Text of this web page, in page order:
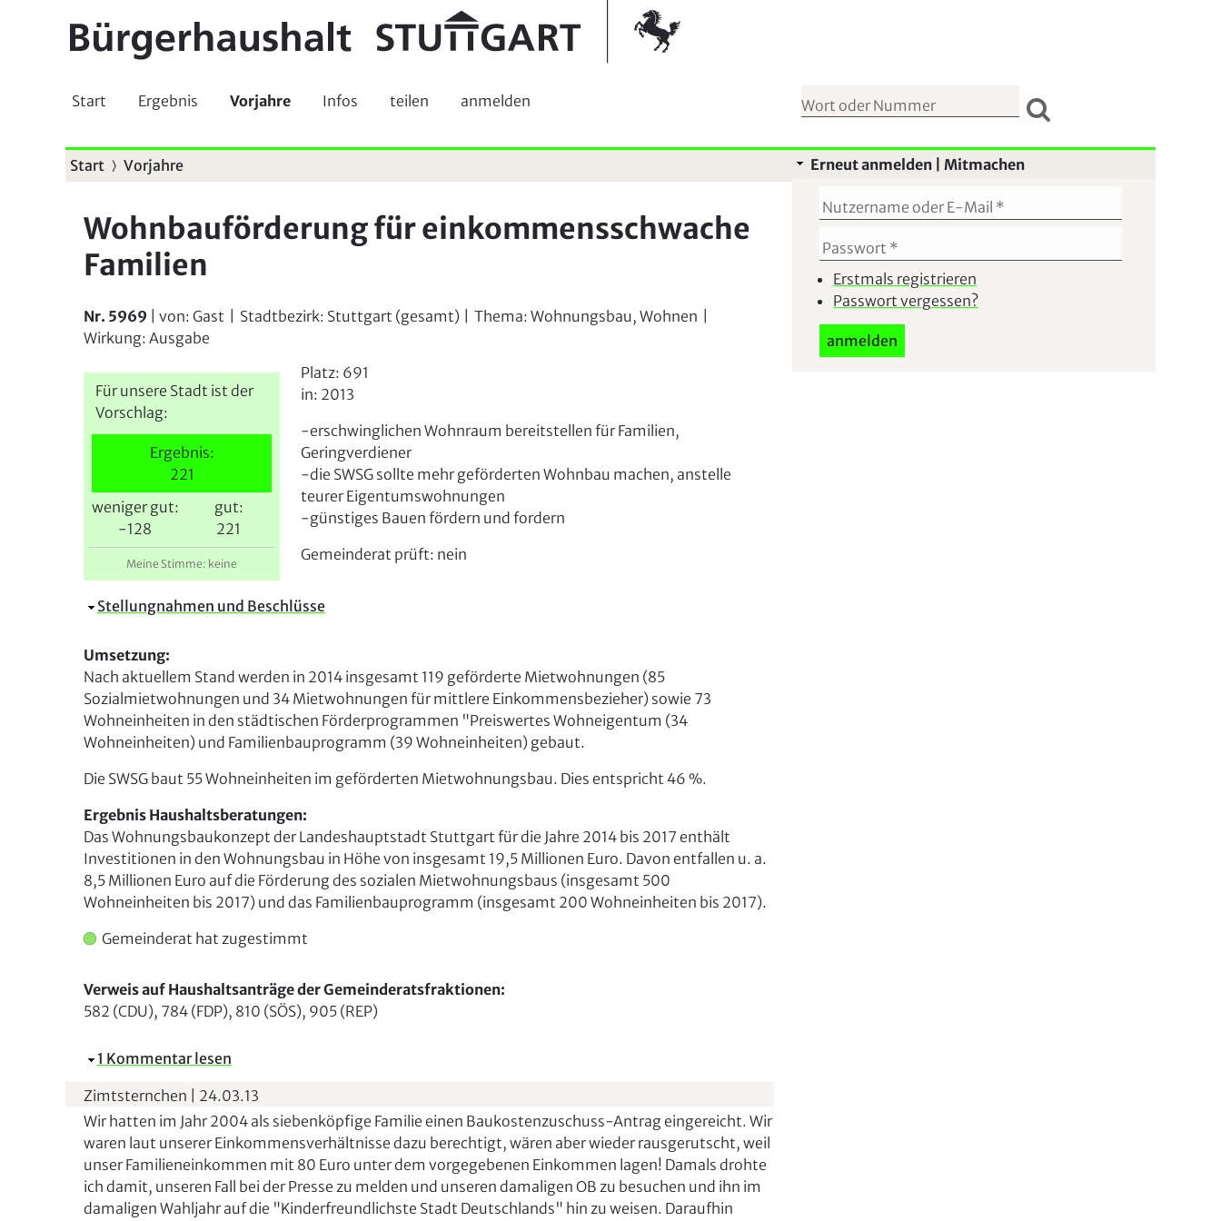
Springe zur Navigation
Kontrast umschalten
Start Ergebnis Vorjahre Infos teilen anmelden
S
u
c
h
o
r
m
h
Start Vorjahre
Wohnbauförderung für einkommensschwache
Familien
Nr. 5969 | von: Gast Stadtbezirk: Stuttgart (gesamt) Thema:Wohnungsbau, Wohnen
Wirkung: Ausgabe
Für unsere Stadt ist der
Vorschlag:
Ergebnis:
221
weniger gut:
-128
gut:
221
Meine Stimme: keine
Platz: 691
in: 2013
-erschwinglichen Wohnraum bereitstellen für Familien,
Geringverdiener
-die SWSG sollte mehr geförderten Wohnbau machen, anstelle
teurer Eigentumswohnungen
-günstiges Bauen fördern und fordern
Gemeinderat prüft: nein
A
s
b
l
e
n
e
Stellungnahmen und Beschlüsse
Umsetzung:
Nach aktuellem Stand werden in 2014 insgesamt 119 geförderte Mietwohnungen (85
Sozialmietwohnungen und 34 Mietwohnungen für mittlere Einkommensbezieher) sowie 73
Wohneinheiten in den städtischen Förderprogrammen "Preiswertes Wohneigentum (34
Wohneinheiten) und Familienbauprogramm (39 Wohneinheiten) gebaut.
Die SWSG baut 55 Wohneinheiten im geförderten Mietwohnungsbau. Dies entspricht 46 %.
Ergebnis Haushaltsberatungen:
Das Wohnungsbaukonzept der Landeshauptstadt Stuttgart für die Jahre 2014 bis 2017 enthält
Investitionen in den Wohnungsbau in Höhe von insgesamt 19,5 Millionen Euro. Davon entfallen u. a.
8,5 Millionen Euro auf die Förderung des sozialen Mietwohnungsbaus (insgesamt 500
Wohneinheiten bis 2017) und das Familienbauprogramm (insgesamt 200 Wohneinheiten bis 2017).
Gemeinderat hat zugestimmt
Verweis auf Haushaltsanträge der Gemeinderatsfraktionen:
582 (CDU), 784 (FDP), 810 (SÖS), 905 (REP)
A
s
b
l
e
n
d
1 Kommentar lesen
Zimtsternchen
24.03.13
Wir hatten im Jahr 2004 als siebenköpfige Familie einen Baukostenzuschuss-Antrag eingereicht. Wir
waren laut unserer Einkommensverhältnisse dazu berechtigt, wären aber wieder rausgerutscht, weil
unser Familieneinkommen mit 80 Euro unter dem vorgegebenen Einkommen lagen! Damals drohte
ich damit, unseren Fall bei der Presse zu melden und unseren damaligen OB zu besuchen und ihn im
damaligen Wahljahr auf die "Kinderfreundlichste Stadt Deutschlands" hin zu weisen. Daraufhin
Erneut anmelden | Mitmachen
Erstmals registrieren
Passwort vergessen?